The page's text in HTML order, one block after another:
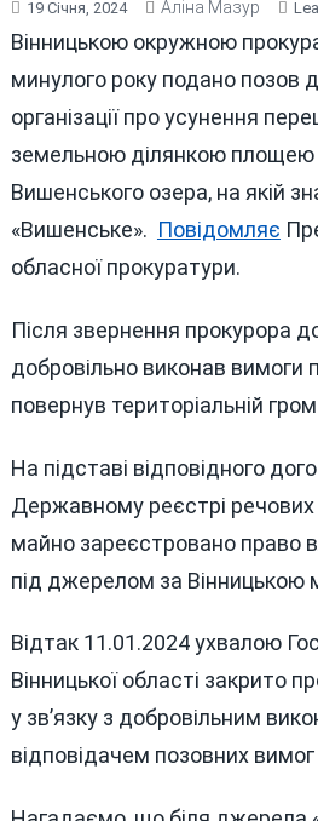
19 Січня, 2024 Аліна Мазур
Вінницькою окружною
минулого року подано позов
організації про усунення
земельною ділянкою площею
Вишенського озера, на якій
«Вишенське». Повідомляє
обласної прокуратури.
Після звернення прокурора
добровільно виконав вимоги
повернув територіальній
На підставі відповідного
Державному реєстрі
майно зареєстровано право
під джерелом за Вінницькою
Відтак 11.01.2024 ухвалою
Вінницької області закрито
у зв’язку з добровільним
відповідачем позовних